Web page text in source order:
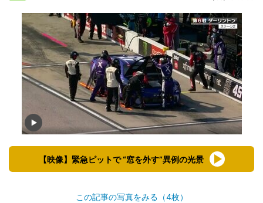
【映像】緊急ピットで “窓を外す”異例の光景
この記事の写真をみる（4枚）